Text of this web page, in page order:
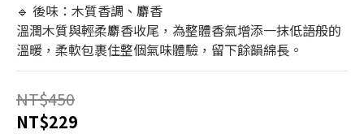
🔹 後味：木質香調、麝香
溫潤木質與輕柔麝香收尾，為整體香氣增添一抹低語般的
溫暖，柔軟包裹住整個氣味體驗，留下餘韻綿長。
NT$450
NT$229